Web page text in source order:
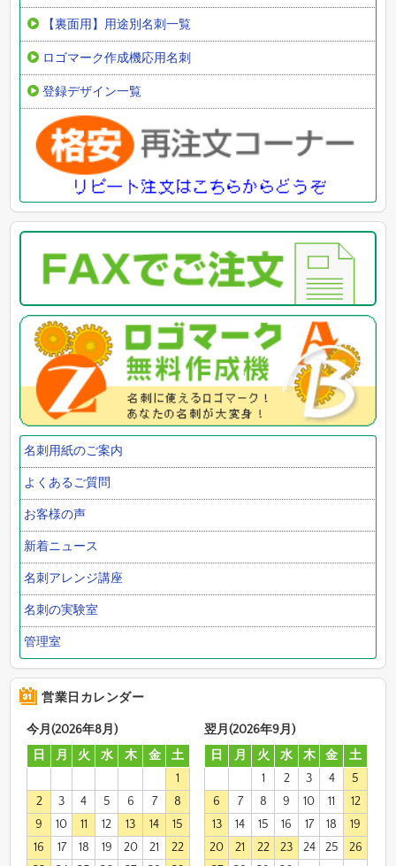
【裏面用】用途別名刺一覧
ロゴマーク作成機応用名刺
登録デザイン一覧
名刺用紙のご案内
よくあるご質問
お客様の声
新着ニュース
名刺アレンジ講座
名刺の実験室
管理室
営業日カレンダー
今月(2026年8月)
日
月 火 水 木 金
土
1
2
3 4 5 6 7
8
9
10 11 12 13 14
15
16
17 18 19 20 21
22
翌月(2026年9月)
日
月 火 水 木 金
土
1
2 3 4
5
6
7 8 9 10 11
12
13
14 15 16 17 18
19
20
21 22 23 24 25
26